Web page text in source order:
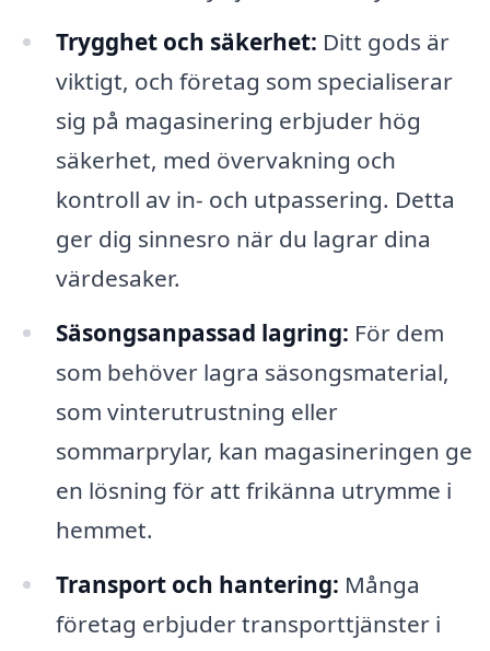
Trygghet och säkerhet: Ditt gods är
viktigt, och företag som specialiserar
sig på magasinering erbjuder hög
säkerhet, med övervakning och
kontroll av in- och utpassering. Detta
ger dig sinnesro när du lagrar dina
värdesaker.
Säsongsanpassad lagring: För dem
som behöver lagra säsongsmaterial,
som vinterutrustning eller
sommarprylar, kan magasineringen ge
en lösning för att frikänna utrymme i
hemmet.
Transport och hantering: Många
företag erbjuder transporttjänster i